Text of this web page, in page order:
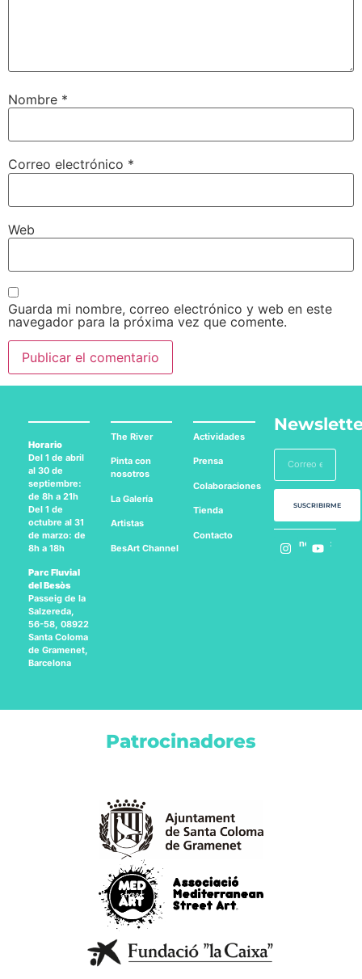
Nombre *
Correo electrónico *
Web
Guarda mi nombre, correo electrónico y web en este
navegador para la próxima vez que comente.
Horario
Del 1 de abril
al 30 de
septiembre:
de 8h a 21h
Del 1 de
octubre al 31
de marzo: de
8h a 18h
Parc Fluvial
del Besòs
Passeig de la
Salzereda,
56-58, 08922
Santa Coloma
de Gramenet,
Barcelona
The River
Pinta con
nosotros
La Galería
Artistas
BesArt Channel
Actividades
Prensa
Colaboraciones
Tienda
Contacto
SUSCRIBIRME
Síguenos en:
Patrocinadores